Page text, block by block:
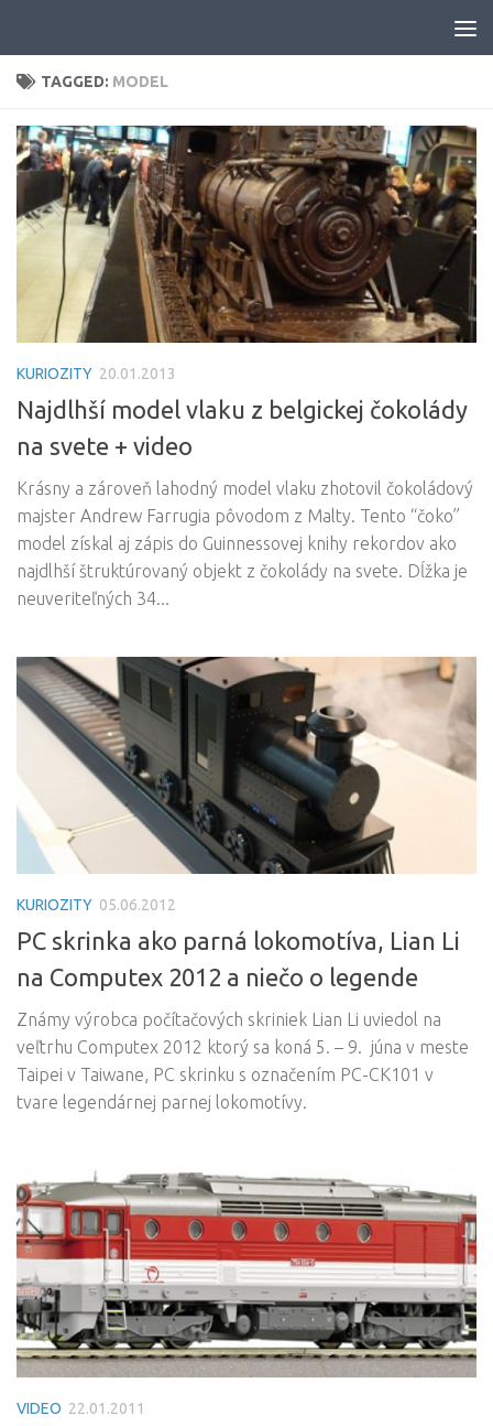
TAGGED: MODEL
KURIOZITY 20.01.2013
Najdlhší model vlaku z belgickej čokolády
na svete + video
Krásny a zároveň lahodný model vlaku zhotovil čokoládový
majster Andrew Farrugia pôvodom z Malty. Tento “čoko”
model získal aj zápis do Guinnessovej knihy rekordov ako
najdlhší štruktúrovaný objekt z čokolády na svete. Dĺžka je
neuveriteľných 34...
KURIOZITY 05.06.2012
PC skrinka ako parná lokomotíva, Lian Li
na Computex 2012 a niečo o legende
Známy výrobca počítačových skriniek Lian Li uviedol na
veľtrhu Computex 2012 ktorý sa koná 5. – 9. júna v meste
Taipei v Taiwane, PC skrinku s označením PC-CK101 v
tvare legendárnej parnej lokomotívy.
VIDEO 22.01.2011